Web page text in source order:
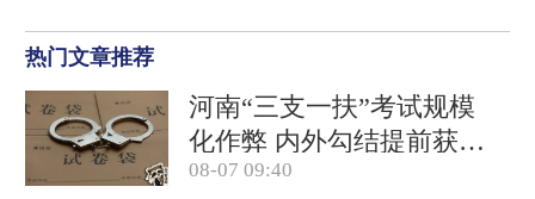
热门文章推荐
河南“三支一扶”考试规模
化作弊 内外勾结提前获取
试卷
08-07 09:40